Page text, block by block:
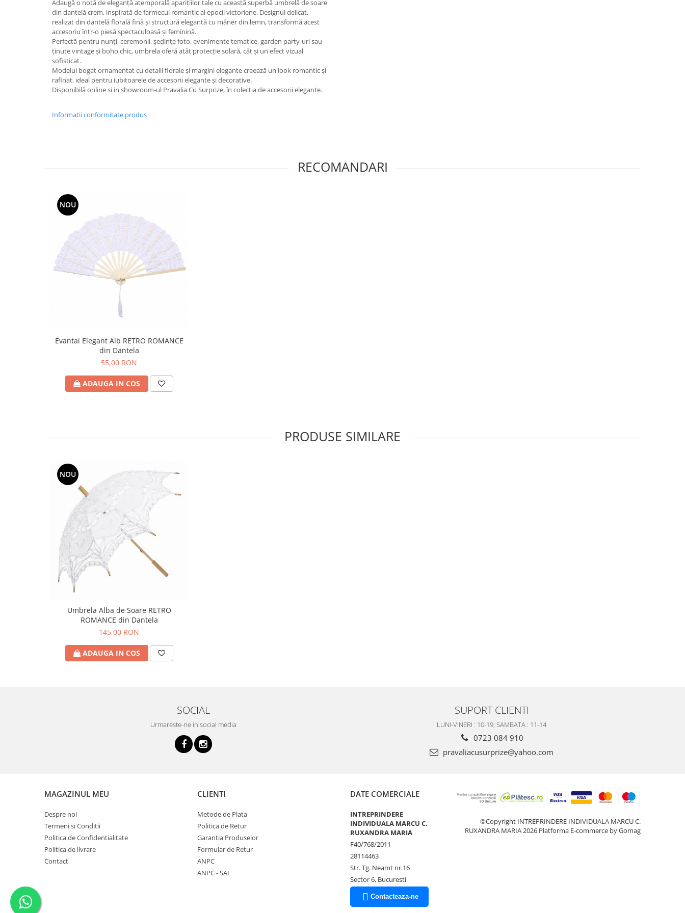
Decoratiuni Craciun
Sweet Wonderland
Crengute Decorative
Decoratiuni Muzicale
Decoratiuni Luminoase
Coronite & Ghirlande
Aromaterapie Craciun
Adaugă o notă de eleganță atemporală aparițiilor tale cu această superbă umbrelă de soare
din dantelă crem, inspirată de farmecul romantic al epocii victoriene. Designul delicat,
realizat din dantelă florală fină și structură elegantă cu mâner din lemn, transformă acest
accesoriu într-o piesă spectaculoasă și feminină.
Perfectă pentru nunți, ceremonii, ședințe foto, evenimente tematice, garden party-uri sau
ținute vintage și boho chic, umbrela oferă atât protecție solară, cât și un efect vizual
sofisticat.
Modelul bogat ornamentat cu detalii florale și margini elegante creează un look romantic și
rafinat, ideal pentru iubitoarele de accesorii elegante și decorative.
Disponibilă online si in showroom-ul Pravalia Cu Surprize, în colecția de accesorii elegante.
Informatii conformitate produs
RECOMANDARI
NOU
Evantai Elegant Alb RETRO ROMANCE
din Dantela
55,00 RON
ADAUGA IN COS
PRODUSE SIMILARE
NOU
Umbrela Alba de Soare RETRO
ROMANCE din Dantela
145,00 RON
ADAUGA IN COS
SOCIAL
Urmareste-ne in social media
SUPORT CLIENTI
LUNI-VINERI : 10-19; SAMBATA : 11-14
0723 084 910
pravaliacusurprize@yahoo.com
MAGAZINUL MEU
Despre noi
Termeni si Conditii
Politica de Confidentialitate
Politica de livrare
Contact
CLIENTI
Metode de Plata
Politica de Retur
Garantia Produselor
Formular de Retur
ANPC
ANPC - SAL
DATE COMERCIALE
INTREPRINDERE
INDIVIDUALA MARCU C.
RUXANDRA MARIA
F40/768/2011
28114463
Str. Tg. Neamt nr.16
Sector 6, Bucuresti
Contacteaza-ne
©Copyright INTREPRINDERE INDIVIDUALA MARCU C.
RUXANDRA MARIA 2026 Platforma E-commerce by Gomag